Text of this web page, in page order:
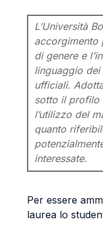
L’Università
accorgimento
di genere e
linguaggio
ufficiali.
sotto il profilo
l’utilizzo del
quanto
interessate.
Per essere
laurea lo